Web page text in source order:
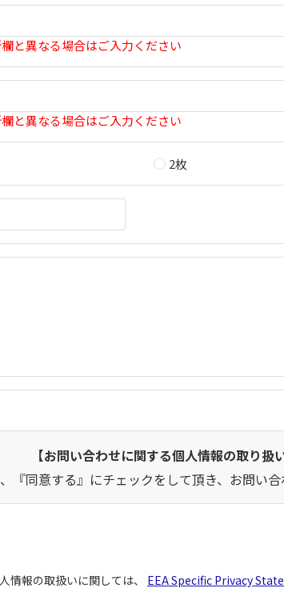
と異なる場合はご入力ください
と異なる場合はご入力ください
2枚
【お問い合わせに関する個人情報の取り扱い
『同意する』にチェックをして頂き、お問い合
情報の取扱いに関しては、 EEA Specific Privacy